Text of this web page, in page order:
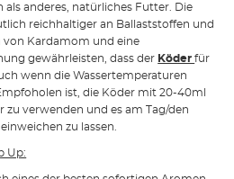
als anderes, natürliches Futter. Die
reichhaltiger an Ballaststoffen und
von Kardamom und eine
gewährleisten, dass der Köderfür
wenn die Wassertemperaturen
ist, die Köder mit 20-40ml
zu verwenden und es am Tag/den
zu lassen.
Up: